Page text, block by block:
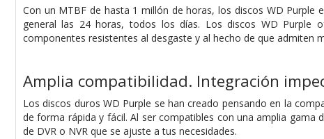
Con un MTBF de hasta 1 millón de horas, los discos WD Purple
general las 24 horas, todos los días. Los discos WD Purple
componentes resistentes al desgaste y al hecho de que admiten
Amplia compatibilidad. Integración
Los discos duros WD Purple se han creado pensando en la
de forma rápida y fácil. Al ser compatibles con una amplia gama
de DVR o NVR que se ajuste a tus necesidades.